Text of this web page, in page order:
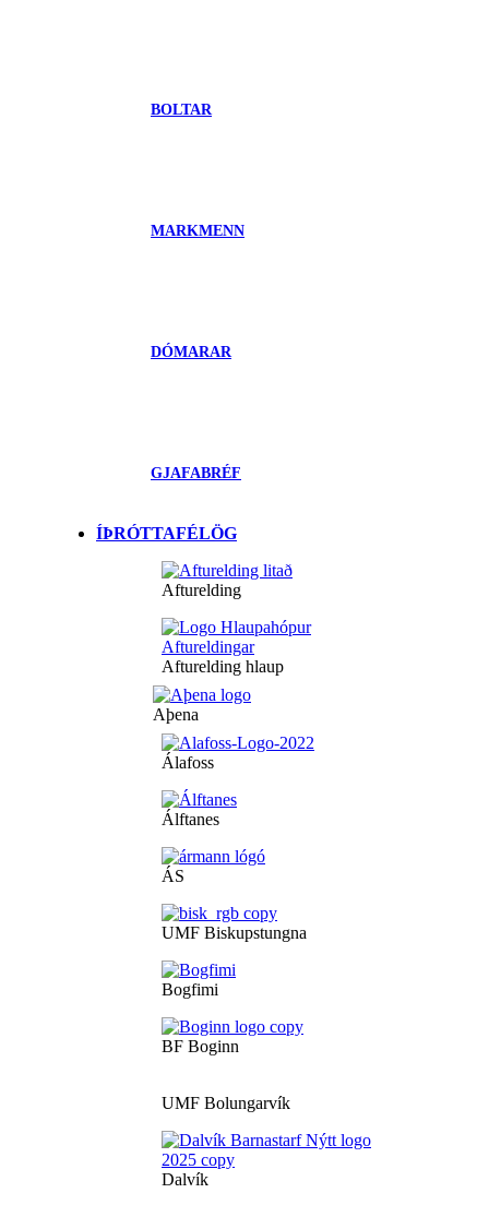
BOLTAR
MARKMENN
DÓMARAR
GJAFABRÉF
ÍÞRÓTTAFÉLÖG
Afturelding
Afturelding hlaup
Aþena
Álafoss
Álftanes
ÁS
UMF Biskupstungna
Bogfimi
BF Boginn
UMF Bolungarvík
Dalvík